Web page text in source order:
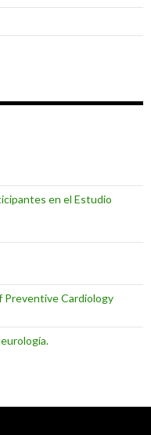
en el Estudio
Preventive Cardiology